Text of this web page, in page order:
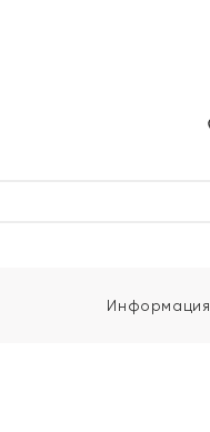
Информация